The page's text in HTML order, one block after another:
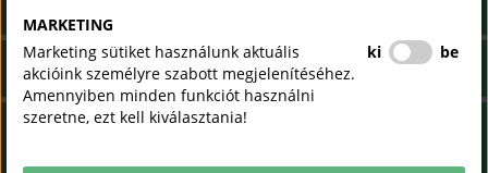
Milyen jellegű feladatokat kell a szintvizsgán megoldani?
Milyen előnyei vannak annak, ha a lányom Eladóként
MARKETING
Marketing sütiket használunk aktuális
akcióink személyre szabott megjelenítéséhez.
Amennyiben minden funkciót használni
szeretne, ezt kell kiválasztania!
ki be